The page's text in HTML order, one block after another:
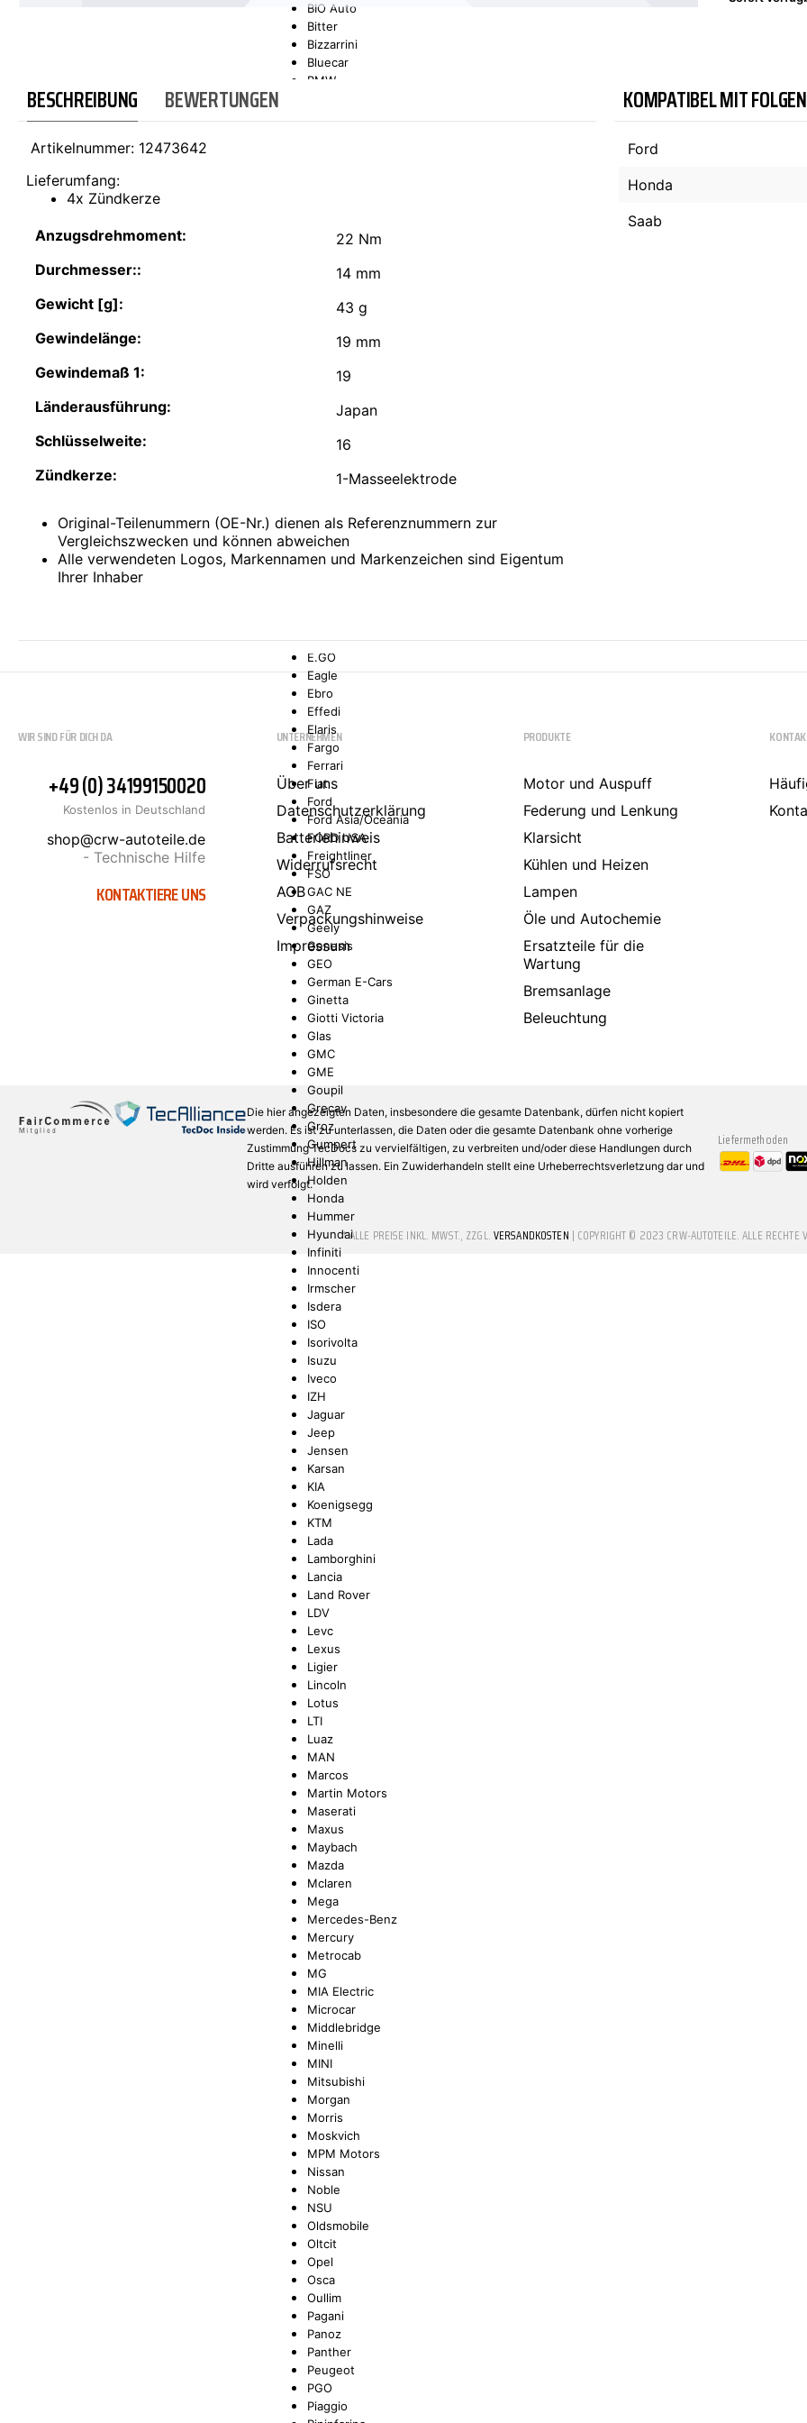
SONAX
BIO Auto
Bitter
Bizzarrini
Bluecar
BMW
Carbodies
Caterham
Chatenet
Chevrolet
Chrysler
Citroën
Comarth
Dacia
De La Chapelle
De Lorean
De Tomaso
DS
E.GO
Eagle
Ebro
Effedi
Elaris
Fargo
Ferrari
Fiat
Ford
Ford Asia/Oceania
FORD USA
Freightliner
FSO
GAC NE
GAZ
Geely
Genesis
GEO
German E-Cars
Ginetta
Giotti Victoria
Glas
GMC
GME
Goupil
Grecav
Groz
Gumpert
Hillman
Holden
Honda
Hummer
Hyundai
Infiniti
Innocenti
Irmscher
Isdera
ISO
Isorivolta
Isuzu
Iveco
IZH
Jaguar
Jeep
Jensen
Karsan
KIA
Koenigsegg
KTM
Lada
Lamborghini
Lancia
Land Rover
LDV
Levc
Lexus
Ligier
Lincoln
Lotus
LTI
Luaz
MAN
Marcos
Martin Motors
Maserati
Maxus
Maybach
Mazda
Mclaren
Mega
Mercedes-Benz
Mercury
Metrocab
MG
MIA Electric
Microcar
Middlebridge
Minelli
MINI
Mitsubishi
Morgan
Morris
Moskvich
MPM Motors
Nissan
Noble
NSU
Oldsmobile
Oltcit
Opel
Osca
Oullim
Pagani
Panoz
Panther
Peugeot
PGO
Piaggio
BESCHREIBUNG BEWERTUNGEN
Artikelnummer: 12473642
Lieferumfang:
4x Zündkerze
Anzugsdrehmoment:
22 Nm
Durchmesser::
14 mm
Gewicht [g]:
43 g
Gewindelänge:
19 mm
Gewindemaß 1:
19
Länderausführung:
Japan
Schlüsselweite:
16
Zündkerze:
1-Masseelektrode
Original-Teilenummern (OE-Nr.) dienen als Referenznummern zur
Vergleichszwecken und können abweichen
Alle verwendeten Logos, Markennamen und Markenzeichen sind Eigentum
Ihrer Inhaber
KOMPATIBEL MIT
Ford
Honda
Saab
WIR SIND FÜR DICH DA
+49 (0) 34199150020
Kostenlos in Deutschland
shop@crw-autoteile.de
- Technische Hilfe
KONTAKTIERE UNS
UNTERNEHMEN
Über uns
Datenschutzerklärung
Batteriehinweis
Widerrufsrecht
AGB
Verpackungshinweise
Impressum
PRODUKTE
Motor und Auspuff
Federung und Lenkung
Klarsicht
Kühlen und Heizen
Lampen
Öle und Autochemie
Ersatzteile für die
Wartung
Bremsanlage
Beleuchtung
Die hier angezeigten Daten, insbesondere die gesamte Datenbank, dürfen nicht kopiert
werden. Es ist zu unterlassen, die Daten oder die gesamte Datenbank ohne vorherige
Zustimmung TecDocs zu vervielfältigen, zu verbreiten und/oder diese Handlungen durch
Dritte ausführen zu lassen. Ein Zuwiderhandeln stellt eine Urheberrechtsverletzung dar und
wird verfolgt.
Liefermethoden
* ALLE PREISE INKL. MWST., ZZGL.VERSANDKOSTEN | COPYRIGHT © 2023 CRW-AUTOTEILE. ALLE RECHTE